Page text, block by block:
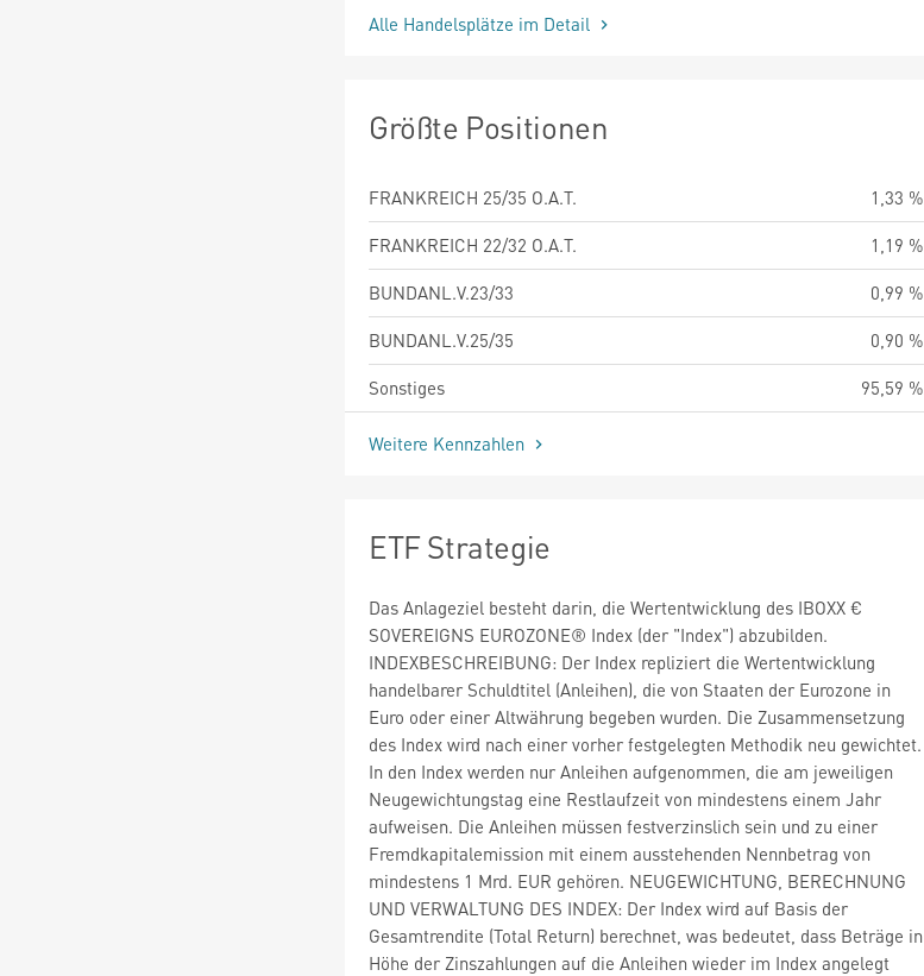
Alle Handelsplätze im Detail
Größte Positionen
FRANKREICH 25/35 O.A.T.
1,33 %
FRANKREICH 22/32 O.A.T.
1,19 %
BUNDANL.V.23/33
0,99 %
BUNDANL.V.25/35
0,90 %
Sonstiges
95,59 %
Weitere Kennzahlen
ETF Strategie
Das Anlageziel besteht darin, die Wertentwicklung des IBOXX €
SOVEREIGNS EUROZONE® Index (der "Index") abzubilden.
INDEXBESCHREIBUNG: Der Index repliziert die Wertentwicklung
handelbarer Schuldtitel (Anleihen), die von Staaten der Eurozone in
Euro oder einer Altwährung begeben wurden. Die Zusammensetzung
des Index wird nach einer vorher festgelegten Methodik neu gewichtet.
In den Index werden nur Anleihen aufgenommen, die am jeweiligen
Neugewichtungstag eine Restlaufzeit von mindestens einem Jahr
aufweisen. Die Anleihen müssen festverzinslich sein und zu einer
Fremdkapitalemission mit einem ausstehenden Nennbetrag von
mindestens 1 Mrd. EUR gehören. NEUGEWICHTUNG, BERECHNUNG
UND VERWALTUNG DES INDEX: Der Index wird auf Basis der
Gesamtrendite (Total Return) berechnet, was bedeutet, dass Beträge in
Höhe der Zinszahlungen auf die Anleihen wieder im Index angelegt